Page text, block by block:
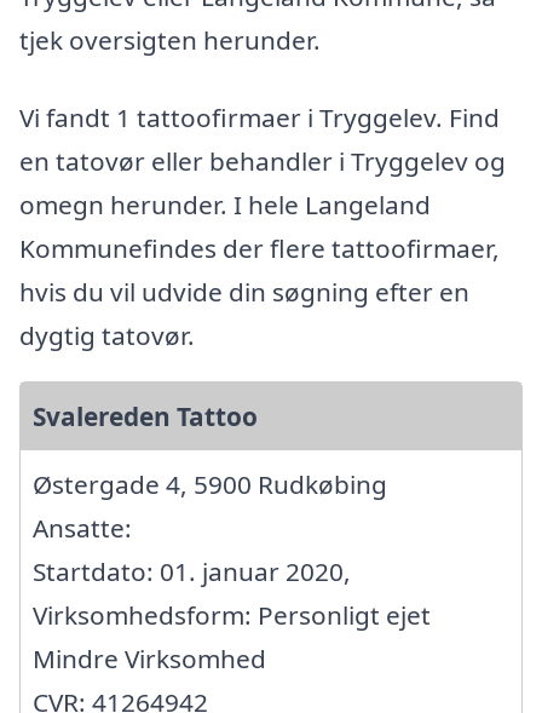
tjek oversigten herunder.
Vi fandt 1 tattoofirmaer i Tryggelev. Find
en tatovør eller behandler i Tryggelev og
omegn herunder. I hele Langeland
Kommunefindes der flere tattoofirmaer,
hvis du vil udvide din søgning efter en
dygtig tatovør.
Svalereden Tattoo
Østergade 4, 5900 Rudkøbing
Ansatte:
Startdato: 01. januar 2020,
Virksomhedsform: Personligt ejet
Mindre Virksomhed
CVR: 41264942